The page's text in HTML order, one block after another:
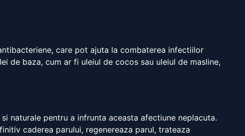
care pot ajuta la combaterea infectiilor
de baza, cum ar fi uleiul de cocos sau uleiul de masline,
naturale pentru a infrunta aceasta afectiune neplacuta.
caderea parului, regenereaza parul, trateaza